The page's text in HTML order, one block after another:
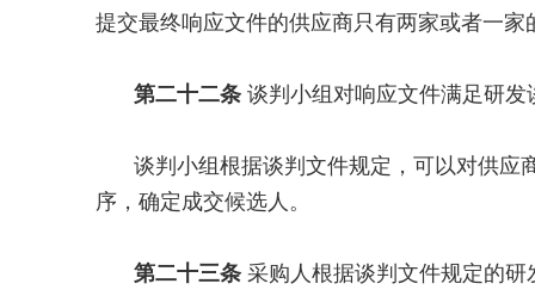
提交最终响应文件的供应商只有两家或者一
第二十二条 谈判小组对响应文件满足研
谈判小组根据谈判文件规定，可以对供应
序，确定成交候选人。
第二十三条 采购人根据谈判文件规定的